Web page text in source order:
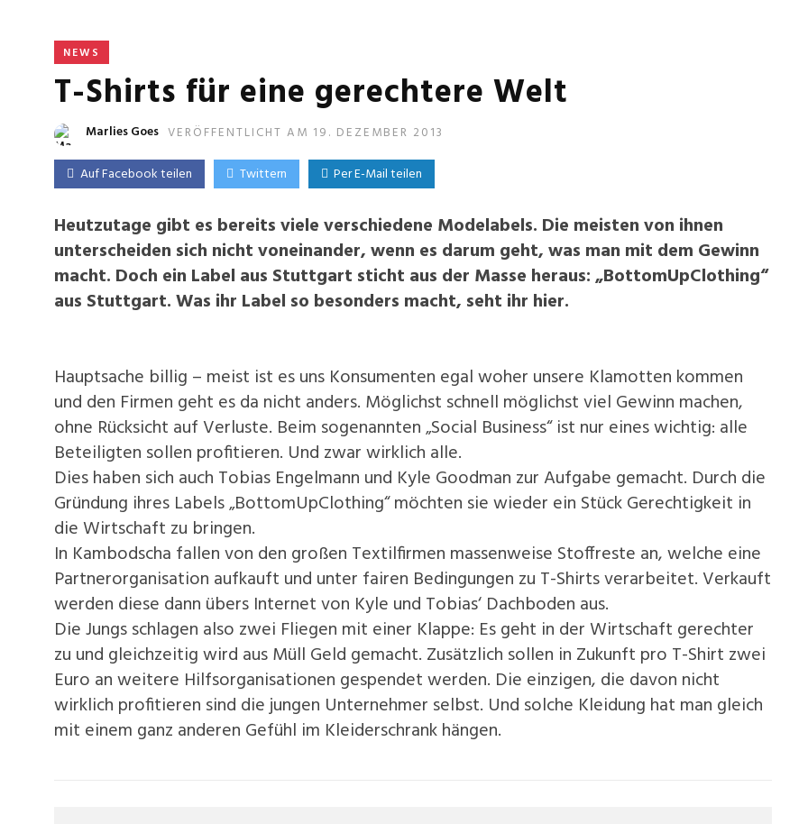
NEWS
T-Shirts für eine gerechtere Welt
Marlies Goes VERÖFFENTLICHT AM 19. DEZEMBER 2013
Auf Facebook teilen Twittern Per E-Mail teilen
Heutzutage gibt es bereits viele verschiedene Modelabels. Die meisten von ihnen
unterscheiden sich nicht voneinander, wenn es darum geht, was man mit dem Gewinn
macht. Doch ein Label aus Stuttgart sticht aus der Masse heraus: „BottomUpClothing“
aus Stuttgart. Was ihr Label so besonders macht, seht ihr hier.
Hauptsache billig – meist ist es uns Konsumenten egal woher unsere Klamotten kommen
und den Firmen geht es da nicht anders. Möglichst schnell möglichst viel Gewinn machen,
ohne Rücksicht auf Verluste. Beim sogenannten „Social Business“ ist nur eines wichtig: alle
Beteiligten sollen profitieren. Und zwar wirklich alle.
Dies haben sich auch Tobias Engelmann und Kyle Goodman zur Aufgabe gemacht. Durch die
Gründung ihres Labels „BottomUpClothing“ möchten sie wieder ein Stück Gerechtigkeit in
die Wirtschaft zu bringen.
In Kambodscha fallen von den großen Textilfirmen massenweise Stoffreste an, welche eine
Partnerorganisation aufkauft und unter fairen Bedingungen zu T-Shirts verarbeitet. Verkauft
werden diese dann übers Internet von Kyle und Tobias‘ Dachboden aus.
Die Jungs schlagen also zwei Fliegen mit einer Klappe: Es geht in der Wirtschaft gerechter
zu und gleichzeitig wird aus Müll Geld gemacht. Zusätzlich sollen in Zukunft pro T-Shirt zwei
Euro an weitere Hilfsorganisationen gespendet werden. Die einzigen, die davon nicht
wirklich profitieren sind die jungen Unternehmer selbst. Und solche Kleidung hat man gleich
mit einem ganz anderen Gefühl im Kleiderschrank hängen.